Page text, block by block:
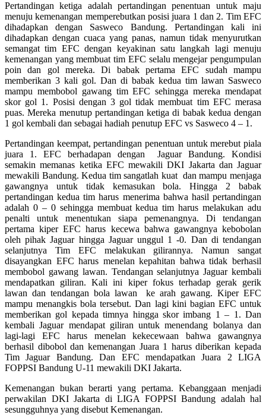
Pertandingan ketiga adalah pertandingan penentuan untuk maju
menuju kemenangan memperebutkan posisi juara 1 dan 2. Tim EFC
dihadapkan dengan Sasweco Bandung. Pertandingan kali ini
dihadapkan dengan cuaca yang panas, namun tidak menyurutkan
semangat tim EFC dengan keyakinan satu langkah lagi menuju
kemenangan yang membuat tim EFC selalu mengejar pengumpulan
poin dan gol mereka. Di babak pertama EFC sudah mampu
memberikan 3 kali gol. Dan di babak kedua tim lawan Sasweco
mampu membobol gawang tim EFC sehingga mereka mendapat
skor gol 1. Posisi dengan 3 gol tidak membuat tim EFC merasa
puas. Mereka menutup pertandingan ketiga di babak kedua dengan
1 gol kembali dan sebagai hadiah penutup EFC vs Sasweco 4 – 1.
Pertandingan keempat, pertandingan penentuan untuk merebut piala
juara 1. EFC berhadapan dengan Jaguar Bandung. Kondisi
semakin memanas ketika EFC mewakili DKI Jakarta dan Jaguar
mewakili Bandung. Kedua tim sangatlah kuat dan mampu menjaga
gawangnya untuk tidak kemasukan bola. Hingga 2 babak
pertandingan kedua tim harus menerima bahwa hasil pertandingan
adalah 0 – 0 sehingga membuat kedua tim harus melakukan adu
penalti untuk menentukan siapa pemenangnya. Di tendangan
pertama kiper EFC harus kecewa bahwa gawangnya kebobolan
oleh pihak Jaguar hingga Jaguar unggul 1 -0. Dan di tendangan
selanjutnya Tim EFC melakukan gilirannya. Namun sangat
disayangkan EFC harus menelan kepahitan bahwa tidak berhasil
membobol gawang lawan. Tendangan selanjutnya Jaguar kembali
mendapatkan giliran. Kali ini kiper fokus terhadap gerak gerik
lawan dan tendangan bola lawan ke arah gawang. Kiper EFC
mampu menangkis bola tersebut. Dan lagi kini bagian EFC untuk
memberikan gol kepada timnya hingga skor imbang 1 – 1. Dan
kembali Jaguar mendapat giliran untuk menendang bolanya dan
lagi-lagi EFC harus menelan kekecewaan bahwa gawangnya
berhasil dibobol dan kemenangan Juara 1 harus diberikan kepada
Tim Jaguar Bandung. Dan EFC mendapatkan Juara 2 LIGA
FOPPSI Bandung U-11 mewakili DKI Jakarta.
Kemenangan bukan berarti yang pertama. Kebanggaan menjadi
perwakilan DKI Jakarta di LIGA FOPPSI Bandung adalah hal
sesungguhnya yang disebut Kemenangan.